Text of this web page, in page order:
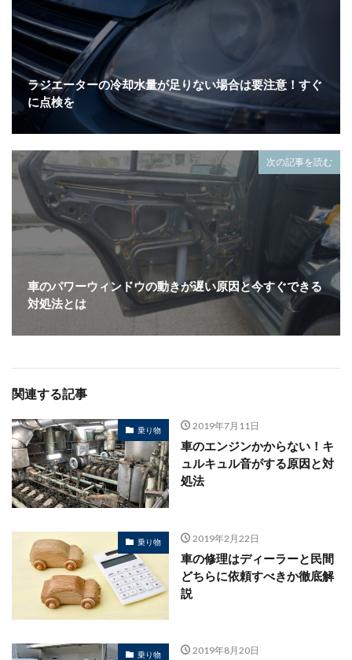
ラジエーターの冷却水量が足りない場合は要注意！すぐ
に点検を
次の記事を読む
車のパワーウィンドウの動きが遅い原因と今すぐできる
対処法とは
関連する記事
乗り物 2019年7月11日
車のエンジンかからない！キ
ュルキュル音がする原因と対
処法
乗り物 2019年2月22日
車の修理はディーラーと民間
どちらに依頼すべきか徹底解
説
乗り物 2019年8月20日